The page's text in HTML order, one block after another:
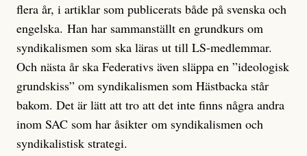
flera år, i artiklar som publicerats både på svenska och
engelska. Han har sammanställt en grundkurs om
syndikalismen som ska läras ut till LS-medlemmar.
Och nästa år ska Federativs även släppa en ”ideologisk
grundskiss” om syndikalismen som Hästbacka står
bakom. Det är lätt att tro att det inte finns några andra
inom SAC som har åsikter om syndikalismen och
syndikalistisk strategi.